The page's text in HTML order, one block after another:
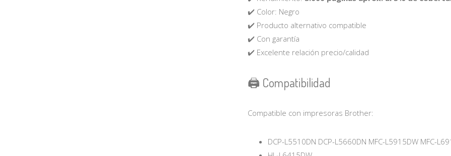
✔️ Color: Negro
✔️ Producto alternativo compatible
✔️ Con garantía
✔️ Excelente relación precio/calidad
🖨️ Compatibilidad
Compatible con impresoras Brother:
DCP-L5510DN DCP-L5660DN MFC-L5915DW MFC-